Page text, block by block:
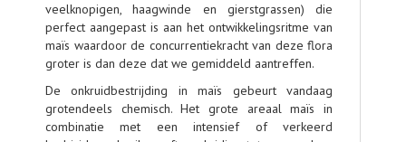
veelknopigen, haagwinde en gierstgrassen) die
perfect aangepast is aan het ontwikkelingsritme van
maïs waardoor de concurrentiekracht van deze flora
groter is dan deze dat we gemiddeld aantreffen.
De onkruidbestrijding in maïs gebeurt vandaag
grotendeels chemisch. Het grote areaal maïs in
combinatie met een intensief of verkeerd